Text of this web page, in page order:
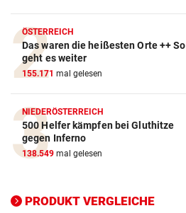
ÖSTERREICH
Das waren die heißesten Orte ++ So
geht es weiter
155.171 mal gelesen
NIEDERÖSTERREICH
500 Helfer kämpfen bei Gluthitze
gegen Inferno
138.549 mal gelesen
PRODUKT VERGLEICHE
Crosstrainer Vergleich
ZUM VERGLEICH
E-Bike Vergleich
ZUM VERGLEICH
Elektro-Scooter Vergleich
ZUM VERGLEICH
ZUM VERGLEICH